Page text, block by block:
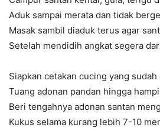
Aduk sampai merata dan tidak
Masak sambil diaduk terus agar
Setelah mendidih angkat segera
Siapkan cetakan cucing yang
Tuang adonan pandan hingga
Beri tengahnya adonan santan
Kukus selama kurang lebih 7-10